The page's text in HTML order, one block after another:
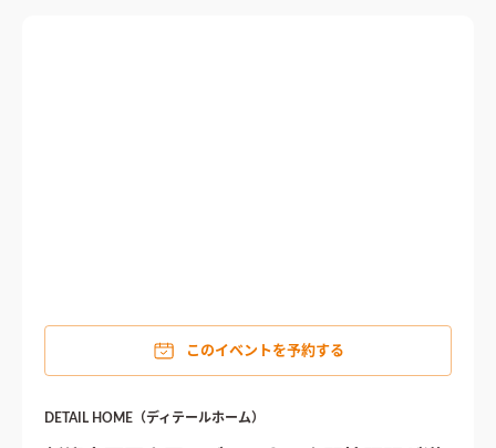
このイベントを予約する
DETAIL HOME（ディテールホーム）